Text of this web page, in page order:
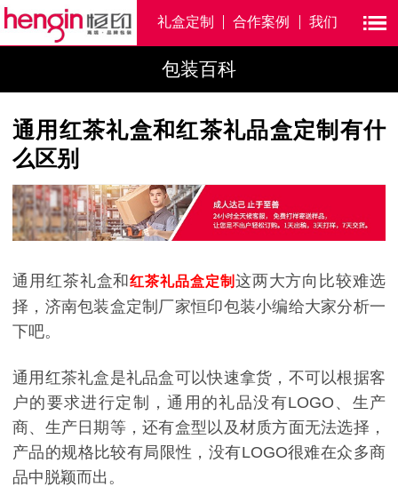
礼盒定制 合作案例 我们
包装百科
通用红茶礼盒和红茶礼品盒定制有什
么区别
通用红茶礼盒和红茶礼品盒定制 这两大方向比较难选
择，济南包装盒定制厂家恒印包装小编给大家分析一
下吧。
通用红茶礼盒是礼品盒可以快速拿货，不可以根据客
户的要求进行定制，通用的礼品没有LOGO、生产
商、生产日期等，还有盒型以及材质方面无法选择，
产品的规格比较有局限性，没有LOGO很难在众多商
品中脱颖而出。